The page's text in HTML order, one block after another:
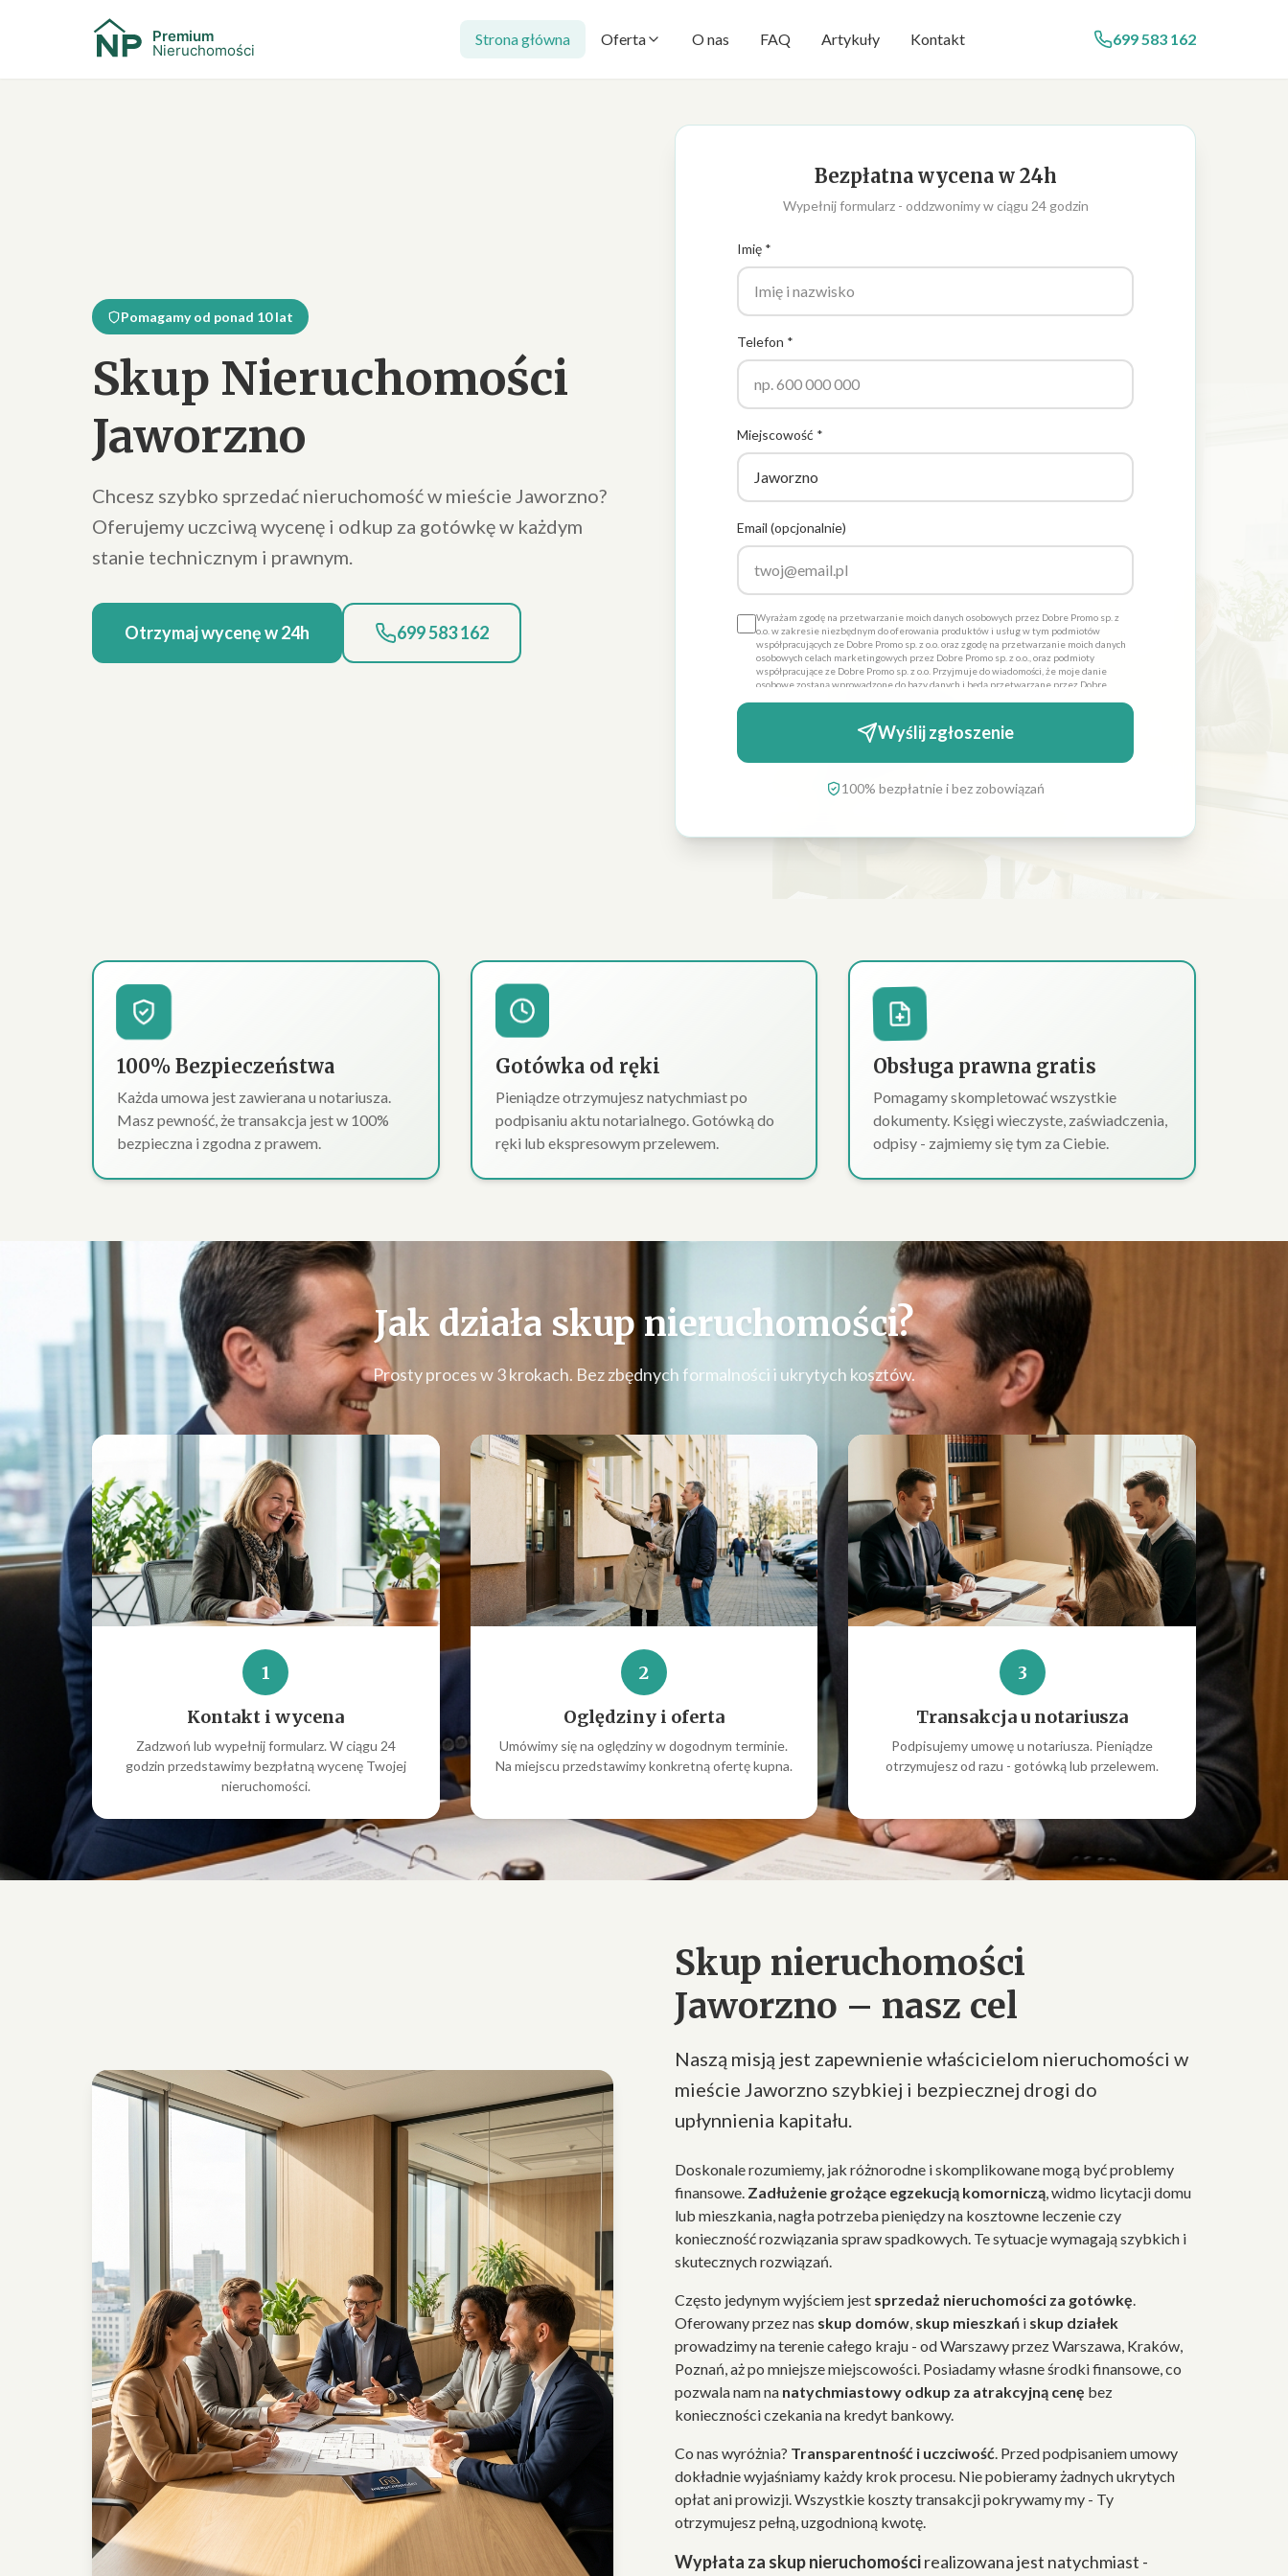
Strona główna Oferta O nas FAQ Artykuły Kontakt 699 583 162
Pomagamy od ponad 10 lat
Skup Nieruchomości
Jaworzno
Chcesz szybko sprzedać nieruchomość w mieście Jaworzno?
Oferujemy uczciwą wycenę i odkup za gotówkę w każdym
stanie technicznym i prawnym.
Otrzymaj wycenę w 24h 699 583 162
Bezpłatna wycena w 24h
Wypełnij formularz - oddzwonimy w ciągu 24 godzin
Imię *
Telefon *
Miejscowość *
Email (opcjonalnie)
Wyrażam zgodę na przetwarzanie moich danych osobowych przez Dobre Promo sp. z
o.o. w zakresie niezbędnym do oferowania produktów i usług w tym podmiotów
współpracujących ze Dobre Promo sp. z o.o. oraz zgodę na przetwarzanie moich danych
osobowych celach marketingowych przez Dobre Promo sp. z o.o., oraz podmioty
współpracujące ze Dobre Promo sp. z o.o. Przyjmuje do wiadomości, że moje danie
osobowe zostaną wprowadzone do bazy danych i będą przetwarzane przez Dobre
danych ich poprawienia lub usunięcia. Administratorami danych osobowych jest
Dobre Promo sp. z o.o. z siedzibą w Szczecinie ul. Cyfrowa 6 *
Wyślij zgłoszenie
100% bezpłatnie i bez zobowiązań
100% Bezpieczeństwa
Każda umowa jest zawierana u notariusza.
Masz pewność, że transakcja jest w 100%
bezpieczna i zgodna z prawem.
Gotówka od ręki
Pieniądze otrzymujesz natychmiast po
podpisaniu aktu notarialnego. Gotówką do
ręki lub ekspresowym przelewem.
Obsługa prawna gratis
Pomagamy skompletować wszystkie
dokumenty. Księgi wieczyste, zaświadczenia,
odpisy - zajmiemy się tym za Ciebie.
Jak działa skup nieruchomości?
Prosty proces w 3 krokach. Bez zbędnych formalności i ukrytych kosztów.
1
Kontakt i wycena
Zadzwoń lub wypełnij formularz. W ciągu 24
godzin przedstawimy bezpłatną wycenę Twojej
nieruchomości.
2
Oględziny i oferta
Umówimy się na oględziny w dogodnym terminie.
Na miejscu przedstawimy konkretną ofertę kupna.
3
Transakcja u notariusza
Podpisujemy umowę u notariusza. Pieniądze
otrzymujesz od razu - gotówką lub przelewem.
Skup nieruchomości
Jaworzno – nasz cel
Naszą misją jest zapewnienie właścicielom nieruchomości w
mieście Jaworzno szybkiej i bezpiecznej drogi do
upłynnienia kapitału.
Doskonale rozumiemy, jak różnorodne i skomplikowane mogą być problemy
finansowe. Zadłużenie grożące egzekucją komorniczą, widmo licytacji domu
lub mieszkania, nagła potrzeba pieniędzy na kosztowne leczenie czy
konieczność rozwiązania spraw spadkowych. Te sytuacje wymagają szybkich i
skutecznych rozwiązań.
Często jedynym wyjściem jest sprzedaż nieruchomości za gotówkę.
Oferowany przez nas skup domów, skup mieszkań i skup działek
prowadzimy na terenie całego kraju - od Warszawy przez Warszawa, Kraków,
Poznań, aż po mniejsze miejscowości. Posiadamy własne środki finansowe, co
pozwala nam na natychmiastowy odkup za atrakcyjną cenę bez
konieczności czekania na kredyt bankowy.
Co nas wyróżnia? Transparentność i uczciwość. Przed podpisaniem umowy
dokładnie wyjaśniamy każdy krok procesu. Nie pobieramy żadnych ukrytych
opłat ani prowizji. Wszystkie koszty transakcji pokrywamy my - Ty
otrzymujesz pełną, uzgodnioną kwotę.
Wypłata za skup nieruchomościrealizowana jest natychmiast -